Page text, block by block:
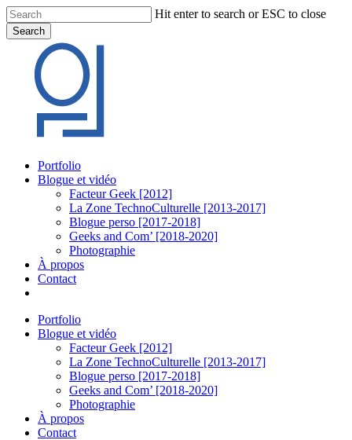
Skip
to
main
content
Hit enter to search or ESC to close
Search
Search
Menu
Portfolio
Blogue et vidéo
Facteur Geek [2012]
La Zone TechnoCulturelle [2013-2017]
Blogue perso [2017-2018]
Geeks and Com’ [2018-2020]
Photographie
À propos
Contact
Portfolio
Blogue et vidéo
Facteur Geek [2012]
La Zone TechnoCulturelle [2013-2017]
Blogue perso [2017-2018]
Geeks and Com’ [2018-2020]
Photographie
À propos
Contact